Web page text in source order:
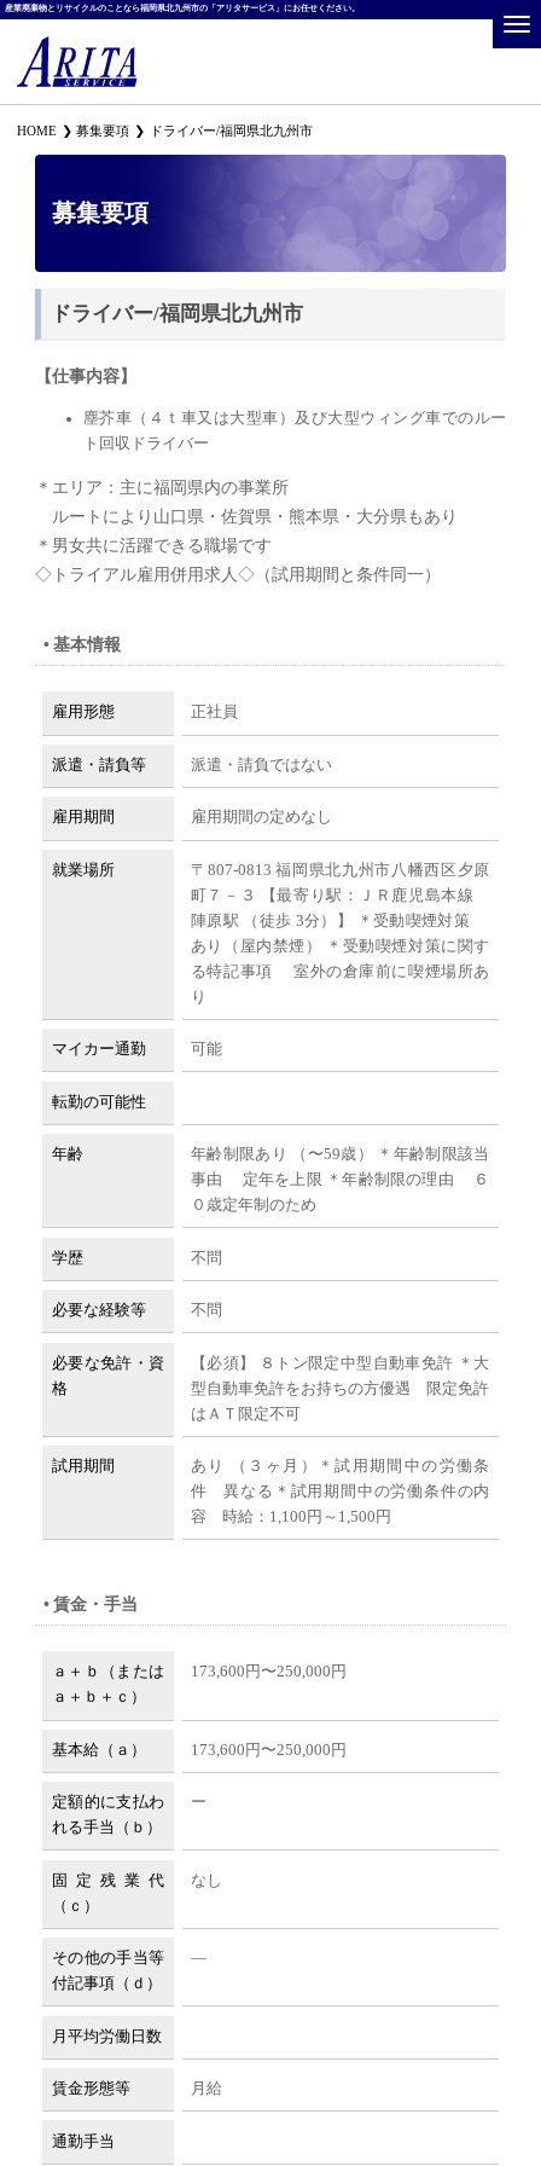
産業廃棄物とリサイクルのことなら福岡県北九州市の「アリタサービス」にお任せください。
HOME 募集要項 ドライバー/福岡県北九州市
募集要項
ドライバー/福岡県北九州市
【仕事内容】
塵芥車（４ｔ車又は大型車）及び大型ウィング車でのルー
ト回収ドライバー
＊エリア：主に福岡県内の事業所
ルートにより山口県・佐賀県・熊本県・大分県もあり
＊男女共に活躍できる職場です
◇トライアル雇用併用求人◇（試用期間と条件同一）
基本情報
雇用形態 正社員
派遣・請負等 派遣・請負ではない
雇用期間 雇用期間の定めなし
就業場所
〒807-0813 福岡県北九州市八幡西区夕原
町７－３ 【最寄り駅：ＪＲ鹿児島本線
陣原駅 （徒歩 3分）】 ＊受動喫煙対策
あり（屋内禁煙） ＊受動喫煙対策に関す
る特記事項 室外の倉庫前に喫煙場所あ
り
マイカー通勤 可能
転勤の可能性
年齢
年齢制限あり （〜59歳） ＊年齢制限該当
事由 定年を上限 ＊年齢制限の理由 ６
０歳定年制のため
学歴 不問
必要な経験等 不問
必要な免許・資
格
【必須】 ８トン限定中型自動車免許 ＊大
型自動車免許をお持ちの方優遇 限定免許
はＡＴ限定不可
試用期間
あり （３ヶ月）＊試用期間中の労働条
件 異なる＊試用期間中の労働条件の内
容 時給：1,100円～1,500円
賃金・手当
ａ＋ｂ（または
ａ＋ｂ＋ｃ）
173,600円〜250,000円
基本給（ａ） 173,600円〜250,000円
定額的に支払わ
れる手当（ｂ）
ー
固定残業代
（ｃ）
なし
その他の手当等
付記事項（ｄ）
―
月平均労働日数
賃金形態等 月給
通勤手当